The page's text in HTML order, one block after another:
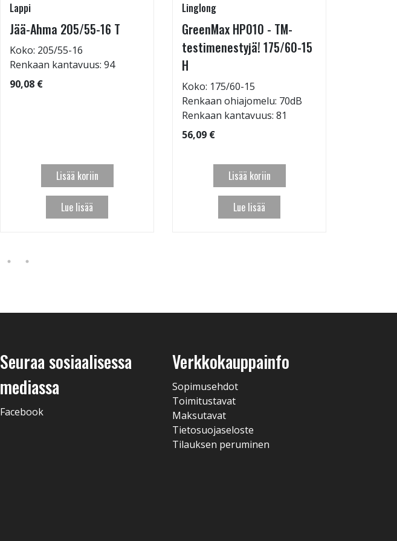
Lappi
Jää-Ahma 205/55-16 T
Koko: 205/55-16
Renkaan kantavuus: 94
90,08 €
Lisää koriin
Lue lisää
Linglong
GreenMax HP010 - TM-
testimenestyjä! 175/60-15
H
Koko: 175/60-15
Renkaan ohiajomelu: 70dB
Renkaan kantavuus: 81
56,09 €
Lisää koriin
Lue lisää
Seuraa sosiaalisessa
mediassa
Facebook
Verkkokauppainfo
Sopimusehdot
Toimitustavat
Maksutavat
Tietosuojaseloste
Tilauksen peruminen